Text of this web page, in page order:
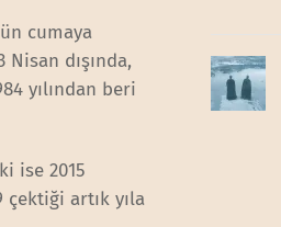
cumaya
dışında,
yılından beri
ise 2015
çektiği artık yıla